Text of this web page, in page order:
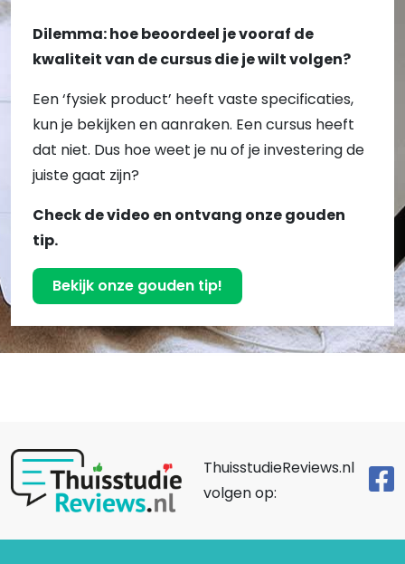
Dilemma: hoe beoordeel je vooraf de
kwaliteit van de cursus die je wilt volgen?
Een ‘fysiek product’ heeft vaste specificaties,
kun je bekijken en aanraken. Een cursus heeft
dat niet. Dus hoe weet je nu of je investering de
juiste gaat zijn?
Check de video en ontvang onze gouden
tip.
Bekijk onze gouden tip!
ThuisstudieReviews.nl
volgen op: